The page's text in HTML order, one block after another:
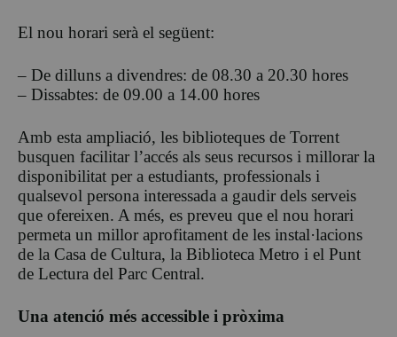
El nou horari serà el següent:
– De dilluns a divendres: de 08.30 a 20.30 hores
– Dissabtes: de 09.00 a 14.00 hores
Amb esta ampliació, les biblioteques de Torrent
busquen facilitar l’accés als seus recursos i millorar la
disponibilitat per a estudiants, professionals i
qualsevol persona interessada a gaudir dels serveis
que ofereixen. A més, es preveu que el nou horari
permeta un millor aprofitament de les instal·lacions
de la Casa de Cultura, la Biblioteca Metro i el Punt
de Lectura del Parc Central.
Una atenció més accessible i pròxima